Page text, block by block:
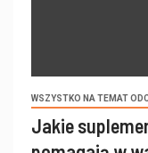
WSZYSTKO NA TEMAT
Jakie